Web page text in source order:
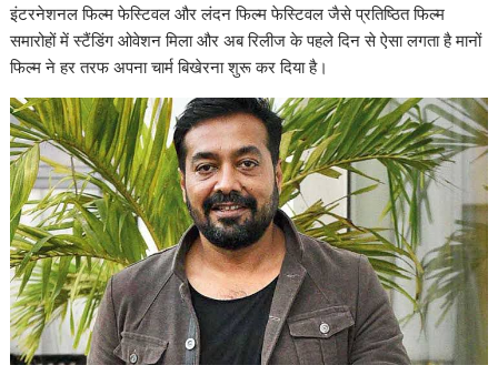
इंटरनेशनल फिल्म फेस्टिवल और लंदन फिल्म फेस्टिवल जैसे प्रतिष्ठित फिल्म
समारोहों में स्टैंडिंग ओवेशन मिला और अब रिलीज के पहले दिन से ऐसा लगता है मानों
फिल्म ने हर तरफ अपना चार्म बिखेरना शुरू कर दिया है।